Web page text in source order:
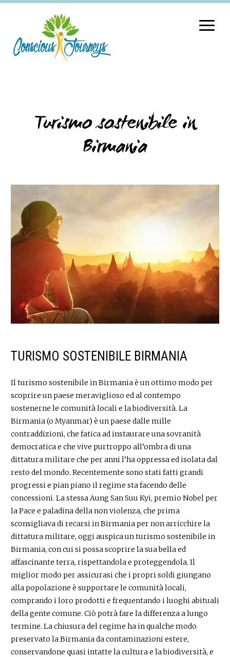
Turismo sostenibile in
Birmania
TURISMO SOSTENIBILE BIRMANIA
Il turismo sostenibile in Birmania è un ottimo modo per
scoprire un paese meraviglioso ed al contempo
sostenerne le comunità locali e la biodiversità. La
Birmania (o Myanmar) è un paese dalle mille
contraddizioni, che fatica ad instaurare una sovranità
democratica e che vive purtroppo all’ombra di una
dittatura militare che per anni l’ha oppressa ed isolata dal
resto del mondo. Recentemente sono stati fatti grandi
progressi e pian piano il regime sta facendo delle
concessioni. La stessa Aung San Suu Kyi, premio Nobel per
la Pace e paladina della non violenza, che prima
sconsigliava di recarsi in Birmania per non arricchire la
dittatura militare, oggi auspica un turismo sostenibile in
Birmania, con cui si possa scoprire la sua bella ed
affascinante terra, rispettandola e proteggendola. Il
miglior modo per assicurasi che i propri soldi giungano
alla popolazione è supportare le comunità locali,
comprando i loro prodotti e frequentando i luoghi abituali
della gente comune. Ciò potrà fare la differenza a lungo
termine. La chiusura del regime ha in qualche modo
preservato la Birmania da contaminazioni estere,
conservandone quasi intatte la cultura e la biodiversità, e